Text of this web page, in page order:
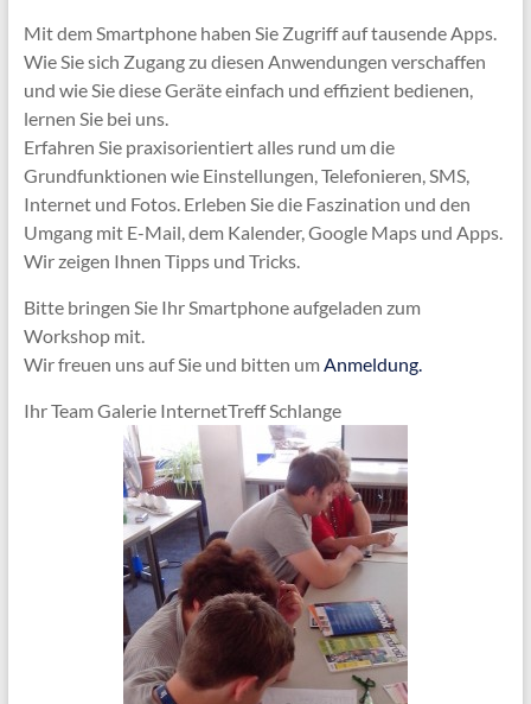
Mit dem Smartphone haben Sie Zugriff auf tausende Apps.
Wie Sie sich Zugang zu diesen Anwendungen verschaffen
und wie Sie diese Geräte einfach und effizient bedienen,
lernen Sie bei uns.
Erfahren Sie praxisorientiert alles rund um die
Grundfunktionen wie Einstellungen, Telefonieren, SMS,
Internet und Fotos. Erleben Sie die Faszination und den
Umgang mit E-Mail, dem Kalender, Google Maps und Apps.
Wir zeigen Ihnen Tipps und Tricks.
Bitte bringen Sie Ihr Smartphone aufgeladen zum
Workshop mit.
Wir freuen uns auf Sie und bitten umAnmeldung.
Ihr Team Galerie InternetTreff Schlange